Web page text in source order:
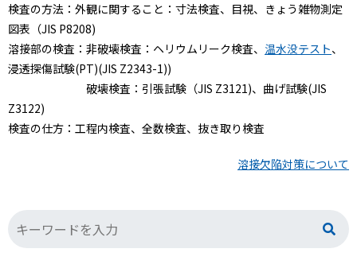
検査の方法：外観に関すること：寸法検査、目視、きょう雑物測定
図表（JIS P8208)
溶接部の検査：非破壊検査：ヘリウムリーク検査、 温水没テスト、
浸透探傷試験(PT)(JIS Z2343-1))
破壊検査：引張試験（JIS Z3121)、曲げ試験(JIS
Z3122)
検査の仕方：工程内検査、全数検査、抜き取り検査
溶接欠陥対策について